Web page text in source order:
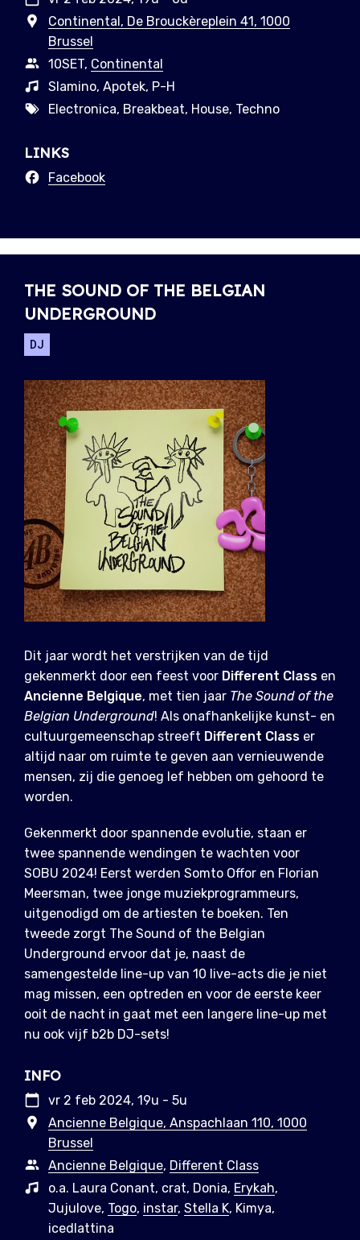
Continental, De Brouckèreplein 41, 1000
Brussel
10SET, Continental
Slamino, Apotek, P-H
Electronica, Breakbeat, House, Techno
LINKS
Facebook
THE SOUND OF THE BELGIAN
UNDERGROUND
DJ
Dit jaar wordt het verstrijken van de tijd
gekenmerkt door een feest voor Different Class en
Ancienne Belgique, met tien jaar The Sound of the
Belgian Underground! Als onafhankelijke kunst- en
cultuurgemeenschap streeft Different Class er
altijd naar om ruimte te geven aan vernieuwende
mensen, zij die genoeg lef hebben om gehoord te
worden.
Gekenmerkt door spannende evolutie, staan ​​er
twee spannende wendingen te wachten voor
SOBU 2024! Eerst werden Somto Offor en Florian
Meersman, twee jonge muziekprogrammeurs,
uitgenodigd om de artiesten te boeken. Ten
tweede zorgt The Sound of the Belgian
Underground ervoor dat je, naast de
samengestelde line-up van 10 live-acts die je niet
mag missen, een optreden en voor de eerste keer
ooit de nacht in gaat met een langere line-up met
nu ook vijf b2b DJ-sets!
INFO
vr 2 feb 2024, 19u - 5u
Ancienne Belgique, Anspachlaan 110, 1000
Brussel
Ancienne Belgique, Different Class
o.a. Laura Conant, crat, Donia, Erykah,
Jujulove, Togo, instar, Stella K, Kimya,
icedlattina